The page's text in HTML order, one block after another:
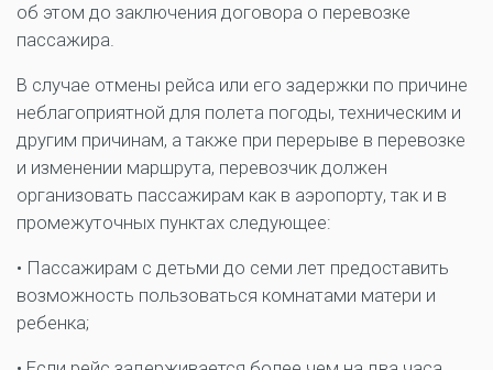
об этом до заключения договора о перевозке
пассажира.
В случае отмены рейса или его задержки по причине
неблагоприятной для полета погоды, техническим и
другим причинам, а также при перерыве в перевозке
и изменении маршрута, перевозчик должен
организовать пассажирам как в аэропорту, так и в
промежуточных пунктах следующее:
• Пассажирам с детьми до семи лет предоставить
возможность пользоваться комнатами матери и
ребенка;